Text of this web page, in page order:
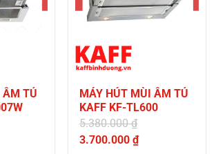
ÂM TỦ
MÁY HÚT MÙI ÂM TỦ
KAFF KF-TL600
5.380.000₫
Giá
3.700.000₫